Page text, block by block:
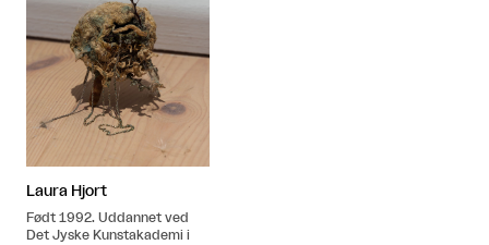
Laura Hjort
Født 1992. Uddannet ved
Det Jyske Kunstakademi i